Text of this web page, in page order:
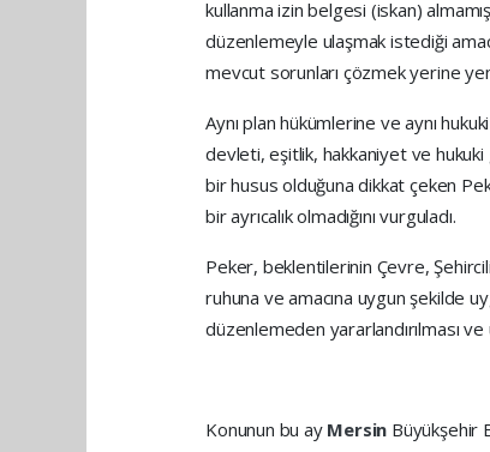
kullanma izin belgesi (iskan) almamış
düzenlemeyle ulaşmak istediği
mevcut sorunları çözmek yerine
Aynı plan hükümlerine ve aynı
devleti, eşitlik, hakkaniyet ve
bir husus olduğuna dikkat çeken
bir ayrıcalık olmadığını vurguladı.
Peker, beklentilerinin Çevre,
ruhuna ve amacına uygun şekilde
düzenlemeden yararlandırılması
Konunun bu ay Mersin Büyükşehir